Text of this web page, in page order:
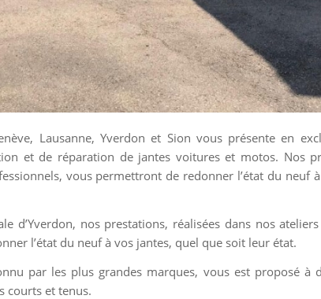
Lausanne, Yverdon et Sion vous présente en
et de réparation de jantes voitures et motos. Nos
vous permettront de redonner l’état du neuf
d’Yverdon, nos prestations, réalisées dans nos
l’état du neuf à vos jantes, quel que soit leur état.
par les plus grandes marques, vous est proposé à
courts et tenus.